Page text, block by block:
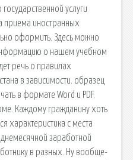
услуги
приема иностранных
оформить. Здесь можно
о нашем учебном
речь о правилах
в зависимости. образец
в формате Word и PDF.
Каждому гражданину хоть
характеристика с места
заработной
в разных. Ну вообще-